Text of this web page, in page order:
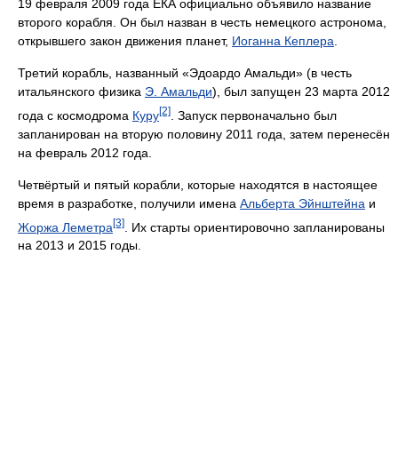
19 февраля 2009 года ЕКА официально объявило название
второго корабля. Он был назван в честь немецкого астронома,
открывшего закон движения планет, Иоганна Кеплера
Третий корабль, названный «Эдоардо Амальди» (в честь
итальянского физика Э. Амальди), был запущен 23 марта 2012
года с космодрома Куру[2]
. Запуск первоначально был
запланирован на вторую половину 2011 года, затем перенесён
на февраль 2012 года.
Четвёртый и пятый корабли, которые находятся в настоящее
время в разработке, получили имена Альберта Эйнштейна и
Жоржа Леметра[3]
. Их старты ориентировочно запланированы
на 2013 и 2015 годы.